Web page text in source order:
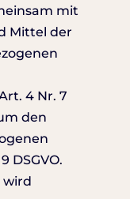
mit
Mittel der
4 Nr. 7
den
DSGVO.
wird